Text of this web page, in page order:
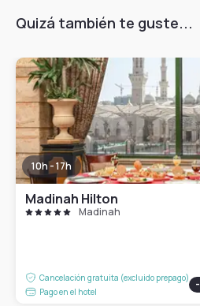
Quizá también te guste...
10h - 17h
Madinah Hilton
Madinah
Cancelación gratuita (excluido prepago)
Pago en el hotel
-